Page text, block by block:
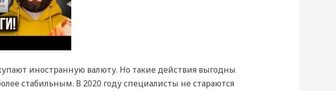
иностранную валюту. Но такие действия выгодны
стабильным. В 2020 году специалисты не стараются